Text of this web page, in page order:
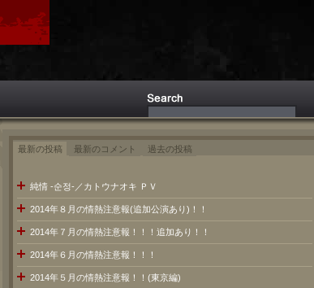
最新の投稿 最新のコメント 過去の投稿
純情 -순정-／カトウナオキ ＰＶ
2014年８月の情熱注意報(追加公演あり)！！
2014年７月の情熱注意報！！！追加あり！！
2014年６月の情熱注意報！！！
2014年５月の情熱注意報！！(東京編)